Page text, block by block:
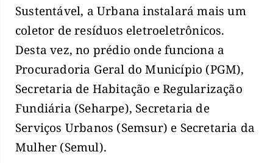
Sustentável, a Urbana instalará mais um
coletor de resíduos eletroeletrônicos.
Desta vez, no prédio onde funciona a
Procuradoria Geral do Município (PGM),
Secretaria de Habitação e Regularização
Fundiária (Seharpe), Secretaria de
Serviços Urbanos (Semsur) e Secretaria da
Mulher (Semul).